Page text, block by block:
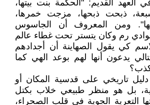
القديم: "الحكمة بنت بيتها،
ذبحت ذبحها، مزجت خمرها،
ومن المعروف أن الجاسوس
رم وكان يتستر تحت غطاء عالم
كي يقول الصهاينة أن أجدادهم
يدعون أنها لهم بوعد الهي كما
تاريخي على قدسية المكان أو
بل هو منظر طبيعي خلاب بكتل
التعرية الجوية في قلب الصحراء،